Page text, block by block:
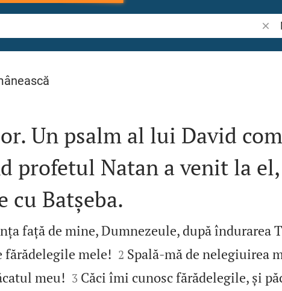
Un psalm al lui David
profetul Natan a venit la
cu Batșeba.
față de mine, Dumnezeule, după îndurarea
fărădelegile mele!
2 Spală‑mă de nelegiuirea
meu!
3 Căci îmi cunosc fărădelegile, și